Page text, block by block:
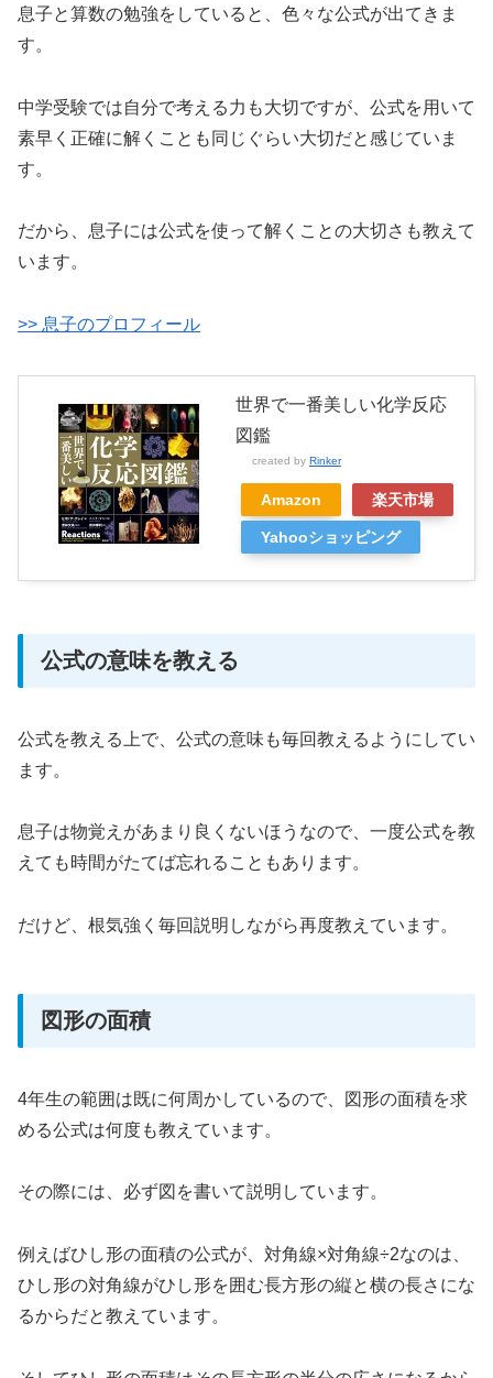
息子と算数の勉強をしていると、色々な公式が出てきま
す。
中学受験では自分で考える力も大切ですが、公式を用いて
素早く正確に解くことも同じぐらい大切だと感じていま
す。
だから、息子には公式を使って解くことの大切さも教えて
います。
>> 息子のプロフィール
世界で一番美しい化学反応
図鑑
created by Rinker
Amazon 楽天市場
Yahooショッピング
公式の意味を教える
公式を教える上で、公式の意味も毎回教えるようにしてい
ます。
息子は物覚えがあまり良くないほうなので、一度公式を教
えても時間がたてば忘れることもあります。
だけど、根気強く毎回説明しながら再度教えています。
図形の面積
4年生の範囲は既に何周かしているので、図形の面積を求
める公式は何度も教えています。
その際には、必ず図を書いて説明しています。
例えばひし形の面積の公式が、対角線×対角線÷2なのは、
ひし形の対角線がひし形を囲む長方形の縦と横の長さにな
るからだと教えています。